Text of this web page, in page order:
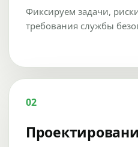
Фиксируем задачи,
требования службы
02